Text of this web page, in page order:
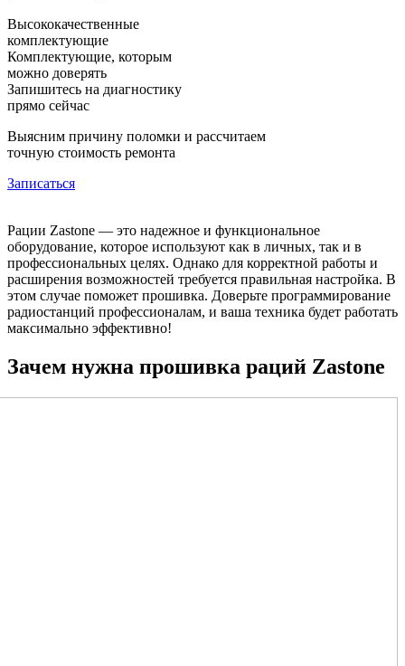
Высококачественные
комплектующие
Комплектующие, которым
можно доверять
Запишитесь на диагностику
прямо сейчас
Выясним причину поломки и рассчитаем
точную стоимость ремонта
Записаться
Рации Zastone — это надежное и функциональное
оборудование, которое используют как в личных, так и в
профессиональных целях. Однако для корректной работы и
расширения возможностей требуется правильная настройка. В
этом случае поможет прошивка. Доверьте программирование
радиостанций профессионалам, и ваша техника будет работать
максимально эффективно!
Зачем нужна прошивка раций Zastone